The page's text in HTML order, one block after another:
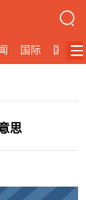
国际 国内
思